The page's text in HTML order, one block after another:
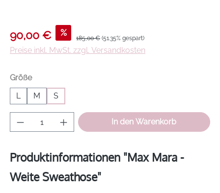
Verkaufspreis:
90,00 € % Regulärer Preis:
185,00 € (51.35% gespart)
Preise inkl. MwSt. zzgl. Versandkosten
Größeauswählen
L
M S
Produkt Anzahl: Gib den gewünschten
In den Warenkorb
Produktinformationen "Max Mara -
Weite Sweathose"